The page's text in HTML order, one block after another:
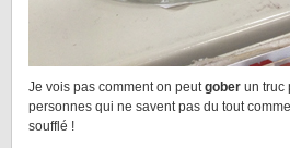
Je vois pas comment on peutgober un truc
personnes qui ne savent pas du tout
soufflé !